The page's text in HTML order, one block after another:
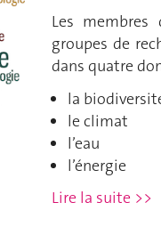
Les
groupes de
dans quatre
la
le climat
l’eau
l’énergie
Lire la suite >>